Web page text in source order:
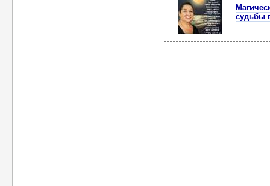
судьбы